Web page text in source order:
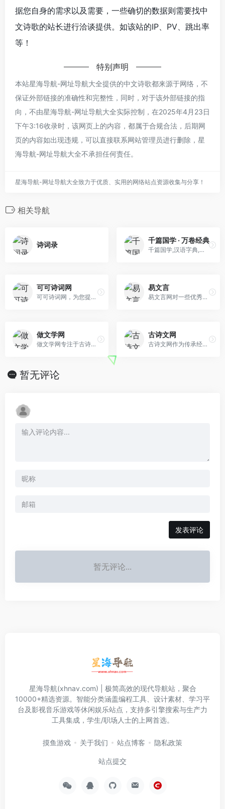
据您自身的需求以及需要，一些确切的数据则需要找中
文诗歌的站长进行洽谈提供。如该站的IP、PV、跳出率
等！
特别声明
本站星海导航-网址导航大全提供的中文诗歌都来源于网络，不
保证外部链接的准确性和完整性，同时，对于该外部链接的指
向，不由星海导航-网址导航大全实际控制，在2025年4月23日
下午3:16收录时，该网页上的内容，都属于合规合法，后期网
页的内容如出现违规，可以直接联系网站管理员进行删除，星
海导航-网址导航大全不承担任何责任。
星海导航-网址导航大全致力于优质、实用的网络站点资源收集与分享！
相关导航
诗词录
千篇国学 · 万卷经典
千篇国学,汉语字典,汉语词典,成语大全
可可诗词网
可可诗词网，为您提供超过10万首诗词，拥有古诗词大全,唐诗三百首,现代诗歌大全,诗词名句等栏目，是最好的诗词学习平台！
易文言
易文言网对一些优秀的文言文和古诗词进行分类整理,目前主要分成了文言文翻译大全,经典古诗词大全和经典古诗词名句三部分,其中大部分作品都包含了翻译,注释和赏析。
做文学网
做文学网专注于古诗文、古典文学、诗人及其名句的发布，为古诗文爱好者提供查阅，更多诗人的诗词名句尽在这里。
古诗文网
古诗文网作为传承经典的网站专注于古诗文服务，致力于让古诗文爱好者更便捷地发表及获取古诗文相关资料。
暂无评论
发表评论
暂无评论...
星海导航(xhnav.com) | 极简高效的现代导航站，聚合
10000+精选资源。智能分类涵盖编程工具、设计素材、学习平
台及影视音乐游戏等休闲娱乐站点，支持多引擎搜索与生产力
工具集成，学生/职场人士的上网首选。
摸鱼游戏 关于我们 站点博客 隐私政策
站点提交